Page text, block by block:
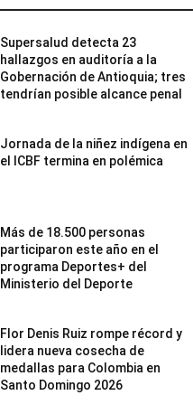
Supersalud detecta 23
hallazgos en auditoría a la
Gobernación de Antioquia; tres
tendrían posible alcance penal
Jornada de la niñez indígena en
el ICBF termina en polémica
Más de 18.500 personas
participaron este año en el
programa Deportes+ del
Ministerio del Deporte
Flor Denis Ruiz rompe récord y
lidera nueva cosecha de
medallas para Colombia en
Santo Domingo 2026